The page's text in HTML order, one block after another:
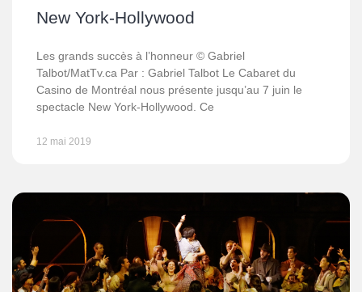
New York-Hollywood
Les grands succès à l’honneur © Gabriel
Talbot/MatTv.ca Par : Gabriel Talbot Le Cabaret du
Casino de Montréal nous présente jusqu’au 7 juin le
spectacle New York-Hollywood. Ce
12 mai 2019